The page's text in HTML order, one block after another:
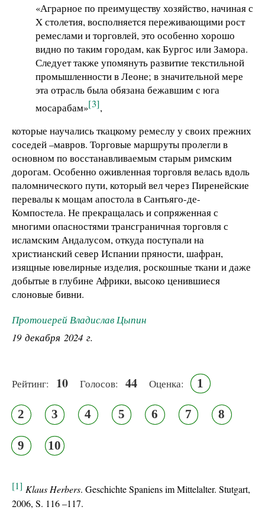
«Аграрное по преимуществу хозяйство, начиная с
X столетия, восполняется переживающими рост
ремеслами и торговлей, это особенно хорошо
видно по таким городам, как Бургос или Замора.
Следует также упомянуть развитие текстильной
промышленности в Леоне; в значительной мере
эта отрасль была обязана бежавшим с юга
мосарабам»[3],
которые научались ткацкому ремеслу у своих прежних
соседей –мавров. Торговые маршруты пролегли в
основном по восстанавливаемым старым римским
дорогам. Особенно оживленная торговля велась вдоль
паломнического пути, который вел через Пиренейские
перевалы к мощам апостола в Сантьяго-де-
Компостела. Не прекращалась и сопряженная с
многими опасностями трансграничная торговля с
исламским Андалусом, откуда поступали на
христианский север Испании пряности, шафран,
изящные ювелирные изделия, роскошные ткани и даже
добытые в глубине Африки, высоко ценившиеся
слоновые бивни.
Протоиерей Владислав Цыпин
19 декабря 2024 г.
Рейтинг: 10 Голосов: 44 Оценка: 1
2 3 4 5 6 7 8
9 10
[1] Klaus Herbers. Geschichte Spaniens im Mittelalter. Stutgart,
2006, S. 116 –117.